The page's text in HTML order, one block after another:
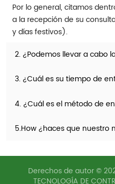
3. ¿Cuál es su tiempo de
4. ¿Cuál es el método de
Por lo general, citamos
a la recepción de su
y días festivos).
Derechos de autor ©
TECNOLOGÍA DE